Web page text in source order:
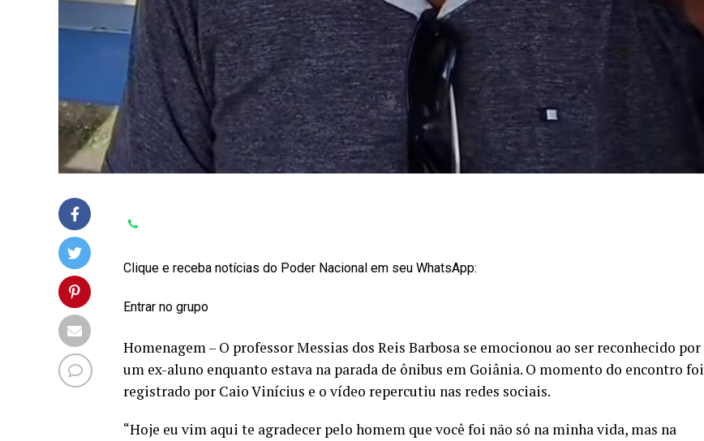
Clique e receba notícias do Poder Nacional em seu WhatsApp:
Entrar no grupo
Homenagem – O professor Messias dos Reis Barbosa se emocionou ao ser reconhecido por
um ex-aluno enquanto estava na parada de ônibus em Goiânia. O momento do encontro foi
registrado por Caio Vinícius e o vídeo repercutiu nas redes sociais.
“Hoje eu vim aqui te agradecer pelo homem que você foi não só na minha vida, mas na